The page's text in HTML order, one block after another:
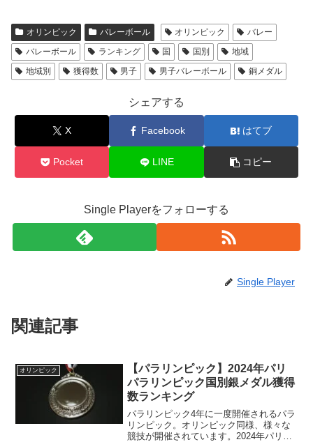
オリンピック バレーボール オリンピック
バレー
バレーボール
ランキング 国 国別
地域
地域別
獲得数 男子 男子バレーボール 銅メダル
シェアする
X Facebook はてブ
Pocket LINE コピー
Single Playerをフォローする
Single Player
関連記事
オリンピック
【パラリンピック】2024年パリ
パラリンピック国別銀メダル獲得
数ランキング
パラリンピック4年に一度開催されるパラ
リンピック。オリンピック同様、様々な
競技が開催されています。2024年パリパ